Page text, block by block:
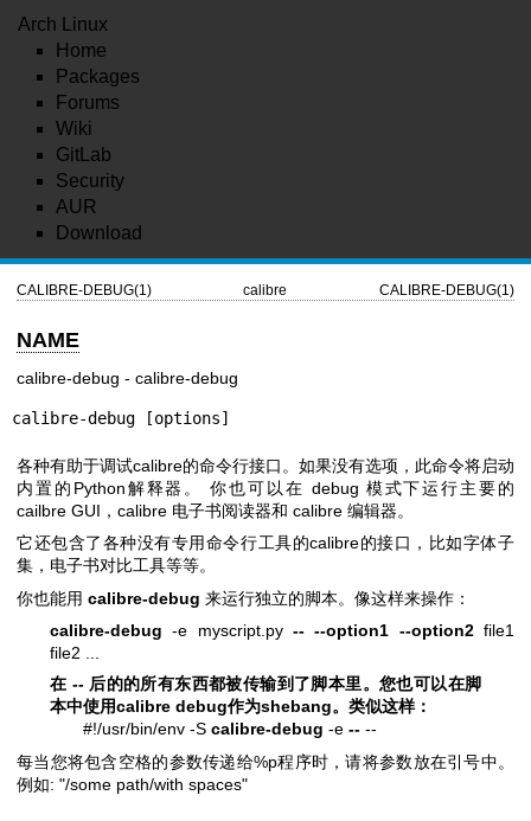
Arch Linux
Home
Packages
Forums
Wiki
GitLab
Security
AUR
Download
CALIBRE-DEBUG(1) calibre CALIBRE-DEBUG(1)
NAME
calibre-debug - calibre-debug
calibre-debug [options]
各种有助于调试calibre的命令行接口。如果没有选项，此命令将启动
内置的Python解释器。 你也可以在 debug 模式下运行主要的
cailbre GUI，calibre 电子书阅读器和 calibre 编辑器。
它还包含了各种没有专用命令行工具的calibre的接口，比如字体子
集，电子书对比工具等等。
你也能用 calibre-debug 来运行独立的脚本。像这样来操作：
calibre-debug -e myscript.py -- --option1 --option2file1
file2 ...
在 --后的的所有东西都被传输到了脚本里。您也可以在脚
本中使用calibre debug作为shebang。类似这样：
#!/usr/bin/env -S calibre-debug -e -- --
每当您将包含空格的参数传递给%p程序时，请将参数放在引号中。
例如: "/some path/with spaces"